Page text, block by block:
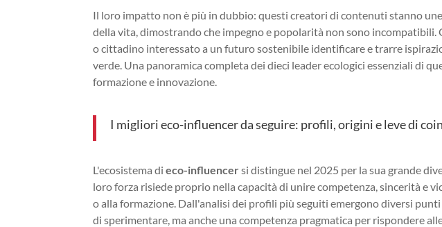
Il loro impatto non è più in dubbio: questi creatori di contenuti stanno
della vita, dimostrando che impegno e popolarità non sono
o cittadino interessato a un futuro sostenibile identificare e trarre
verde. Una panoramica completa dei dieci leader ecologici essenziali di
formazione e innovazione.
I migliori eco-influencer da seguire: profili, origini e leve di
L'ecosistema dieco-influencersi distingue nel 2025 per la sua grande
loro forza risiede proprio nella capacità di unire competenza, sincerità e
o alla formazione. Dall'analisi dei profili più seguiti emergono diversi
di sperimentare, ma anche una competenza pragmatica per rispondere